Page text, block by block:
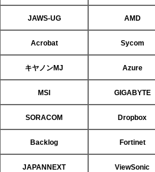
JAWS-UG AMD
Acrobat Sycom
キヤノンMJ Azure
MSI GIGABYTE
SORACOM Dropbox
Backlog Fortinet
JAPANNEXT ViewSonic